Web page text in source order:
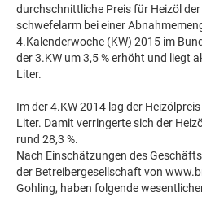
durchschnittliche Preis für Heizöl
schwefelarm bei einer
4.Kalenderwoche (KW) 2015 im
der 3.KW um 3,5 % erhöht und liegt
Liter.
Im der 4.KW 2014 lag der
Liter. Damit verringerte sich der
rund 28,3 %.
Nach Einschätzungen des
der Betreibergesellschaft von
Gohling, haben folgende